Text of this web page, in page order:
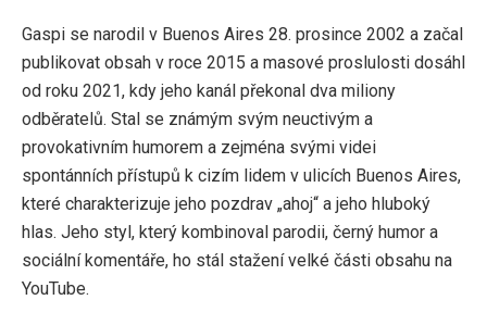
Gaspi se narodil v Buenos Aires 28. prosince 2002 a začal
publikovat obsah v roce 2015 a masové proslulosti dosáhl
od roku 2021, kdy jeho kanál překonal dva miliony
odběratelů. Stal se známým svým neuctivým a
provokativním humorem a zejména svými videi
spontánních přístupů k cizím lidem v ulicích Buenos Aires,
které charakterizuje jeho pozdrav „ahoj“ a jeho hluboký
hlas. Jeho styl, který kombinoval parodii, černý humor a
sociální komentáře, ho stál stažení velké části obsahu na
YouTube.